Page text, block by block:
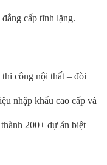
cấp tĩnh lặng.
công nội thất – đòi
nhập khẩu cao cấp và
200+ dự án biệt